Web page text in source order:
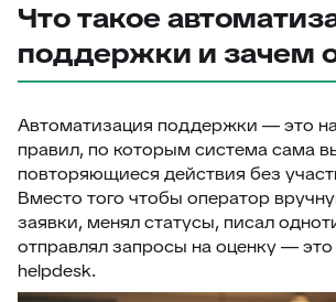
Что такое
поддержки и зачем
Автоматизация поддержки — это
правил, по которым система сама
повторяющиеся действия без
Вместо того чтобы оператор
заявки, менял статусы, писал
отправлял запросы на оценку — это
helpdesk.